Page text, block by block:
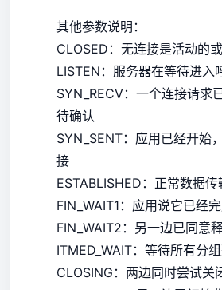
其他参数说明：
CLOSED：无连接是活动的
LISTEN：服务器在等待进入
SYN_RECV：一个连接请求
待确认
SYN_SENT：应用已经开始
接
ESTABLISHED：正常数据传
FIN_WAIT1：应用说它已经
FIN_WAIT2：另一边已同意
ITMED_WAIT：等待所有分
CLOSING：两边同时尝试关